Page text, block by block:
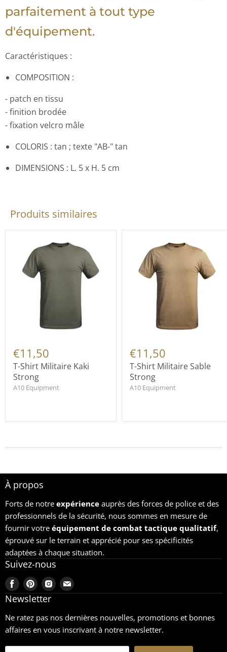
parfaitement à tout type
d'équipement.
Caractéristiques :
COMPOSITION :
- patch en tissu
- finition brodée
- fixation velcro mâle
COLORIS : tan ; texte "AB-" tan
DIMENSIONS : L. 5 x H. 5 cm
Produits similaires
€11,50
T-Shirt Militaire Kaki
Strong
A10 Equipment
€11,50
T-Shirt Militaire Sable
Strong
A10 Equipment
À propos
Forts de notre expérience auprès des forces de police et des
professionnels de la sécurité, nous sommes en mesure de
fournir votre équipement de combat tactique qualitatif,
éprouvé sur le terrain et apprécié pour ses spécificités
adaptées à chaque situation.
Suivez-nous
Trouvez-
nous
Facebook
Trouvez-
nous
Pinterest
Trouvez-
nous
Trouvez-
nous
Newsletter
Ne ratez pas nos dernières nouvelles, promotions et bonnes
affaires en vous inscrivant à notre newsletter.